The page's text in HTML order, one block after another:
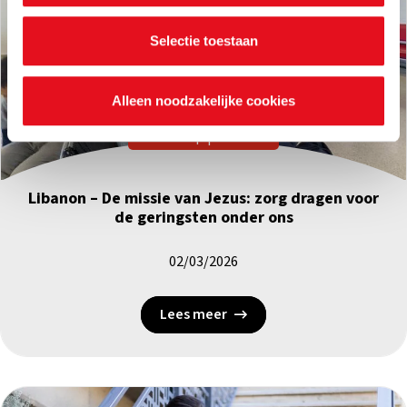
je voorkeuren ook op elk moment wijzigen via de cookie
Selectie toestaan
Alleen noodzakelijke cookies
Noodhulp|Libanon
Libanon – De missie van Jezus: zorg dragen voor
de geringsten onder ons
02/03/2026
Lees meer